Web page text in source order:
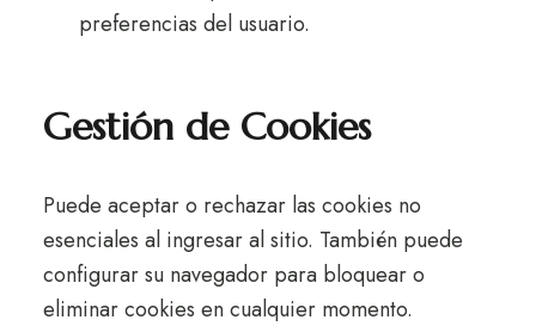
preferencias del usuario.
Gestión de Cookies
Puede aceptar o rechazar las cookies no
esenciales al ingresar al sitio. También puede
configurar su navegador para bloquear o
eliminar cookies en cualquier momento.